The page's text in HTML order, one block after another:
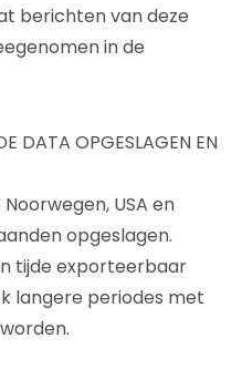
berichten van deze
in de
DATA OPGESLAGEN EN
USA en
opgeslagen.
tijde exporteerbaar
langere periodes met